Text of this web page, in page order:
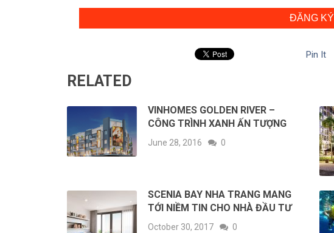
ĐĂNG KÝ
Pin It
RELATED
VINHOMES GOLDEN RIVER –
CÔNG TRÌNH XANH ẤN TƯỢNG
June 28, 2016 0
SCENIA BAY NHA TRANG MANG
TỚI NIỀM TIN CHO NHÀ ĐẦU TƯ
October 30, 2017 0